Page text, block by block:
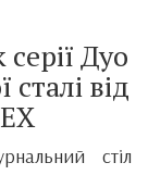
Дуо
від
стіл